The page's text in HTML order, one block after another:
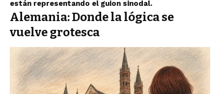
están representando el guion sinodal.
Alemania: Donde la lógica se
vuelve grotesca